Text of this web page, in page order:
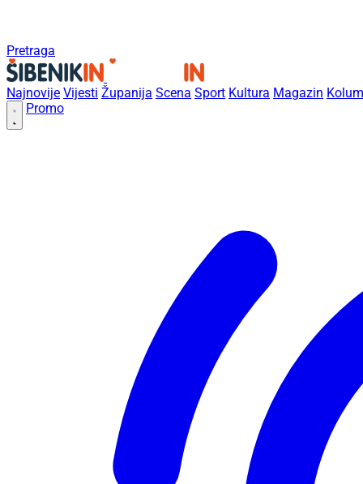
Pretraga
Najnovije Vijesti Županija Scena Sport Kultura Magazin
Promo